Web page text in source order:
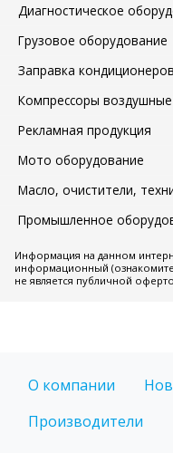
Диагностическое
Грузовое оборудование
Заправка
Компрессоры воздушные
Рекламная продукция
Мото оборудование
Масло, очистители,
Промышленное
Информация на данном
информационный
не является публичной
О компании
Производители